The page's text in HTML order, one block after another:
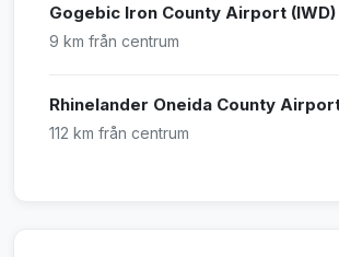
Gogebic Iron County Airport (IWD)
9 km från centrum
Rhinelander Oneida County
112 km från centrum